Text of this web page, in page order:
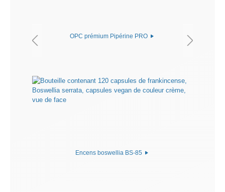
OPC prémium Pipérine PRO
Encens boswellia BS-85